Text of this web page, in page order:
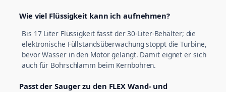
Wie viel Flüssigkeit kann ich aufnehmen?
Bis 17 Liter Flüssigkeit fasst der 30-Liter-Behälter; die
elektronische Füllstandsüberwachung stoppt die Turbine,
bevor Wasser in den Motor gelangt. Damit eignet er sich
auch für Bohrschlamm beim Kernbohren.
Passt der Sauger zu den FLEX Wand- und